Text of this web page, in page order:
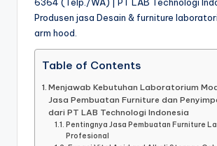
6364 (Telp./WA) | PT LAB Technologi
Produsen jasa Desain & furniture
arm hood.
Table of Contents
Menjawab Kebutuhan Laboratorium
Jasa Pembuatan Furniture dan
dari PT LAB Technologi Indonesia
Pentingnya Jasa Pembuatan Furniture
Profesional